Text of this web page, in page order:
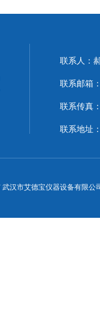
联系人：
联系邮箱
联系传真
联系地址
武汉市艾德宝仪器设备有限公